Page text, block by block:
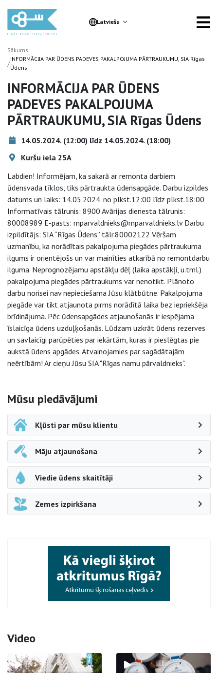
Latviešu
Sākums
/INFORMĀCIJA PAR ŪDENS PADEVES PAKALPOJUMA PĀRTRAUKUMU, SIA Rīgas
Ūdens
INFORMĀCIJA PAR ŪDENS
PADEVES PAKALPOJUMA
PĀRTRAUKUMU, SIA Rīgas Ūdens
14.05.2024. (12:00) līdz 14.05.2024. (18:00)
Kuršu iela 25A
Labdien! Informējam, ka sakarā ar remonta darbiem
ūdensvada tīklos, tiks pārtraukta ūdensapgāde. Darbu izpildes
datums un laiks: 14.05.2024. no plkst.12:00 līdz plkst.18:00
Informatīvais tālrunis: 8900 Avārijas dienesta tālrunis:
80008989 E-pasts: rnparvaldnieks@rnparvaldnieks.lv Darbu
izpildītājs: SIA “Rīgas Ūdens” tālr.80002122 Vēršam
uzmanību, ka norādītais pakalpojuma piegādes pārtraukuma
ilgums ir orientējošs un var mainīties atkarībā no remontdarbu
ilguma. Neprognozējamu apstākļu dēļ (laika apstākļi, u.tml.)
pakalpojuma piegādes pārtraukums var nenotikt. Plānoto
darbu norisei nav nepieciešama Jūsu klātbūtne. Pakalpojuma
piegāde var tikt atjaunota pirms norādītā laika bez iepriekšēja
brīdinājuma. Pēc ūdensapgādes atjaunošanās ir iespējama
īslaicīga ūdens uzduļķošanās. Lūdzam uzkrāt ūdens rezerves
un savlaicīgi parūpēties par iekārtām, kuras ir pieslēgtas pie
aukstā ūdens apgādes. Atvainojamies par sagādātajām
neērtībām! Ar cieņu Jūsu SIA "Rīgas namu pārvaldnieks".
Sāna navigācija
Mūsu piedāvājumi
Kļūsti par mūsu klientu
Māju atjaunošana
Viedie ūdens skaitītāji
Zemes izpirkšana
Video